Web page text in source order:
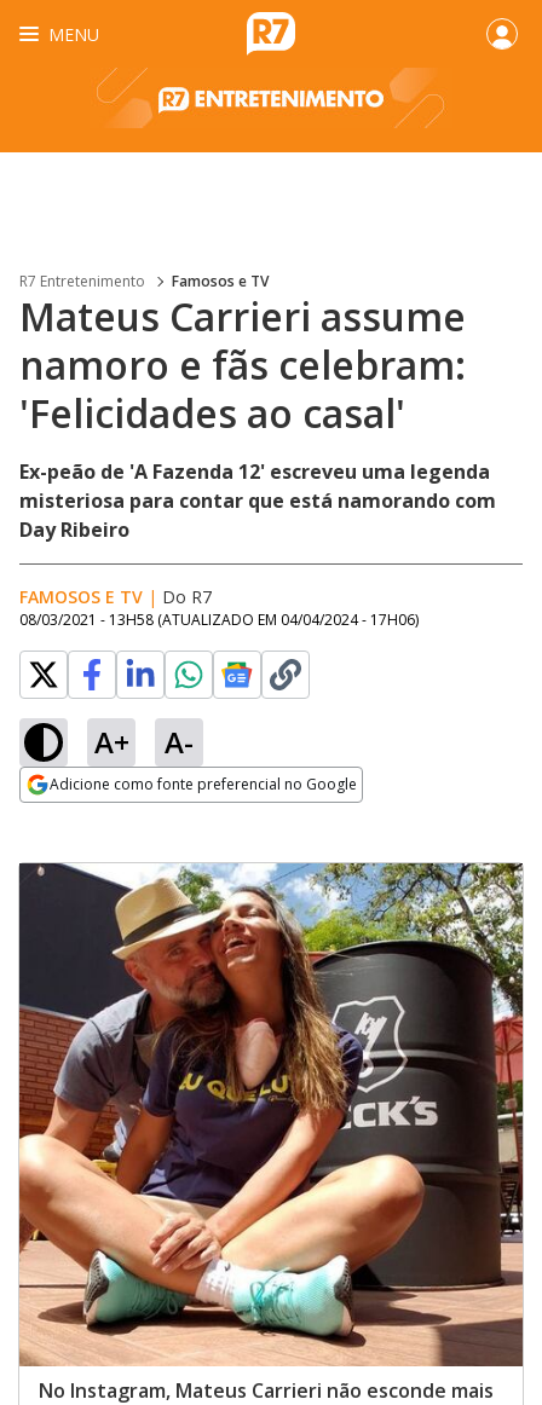
MENU
R7 Entretenimento Famosos e TV
Mateus Carrieri assume
namoro e fãs celebram:
'Felicidades ao casal'
Ex-peão de 'A Fazenda 12' escreveu uma legenda
misteriosa para contar que está namorando com
Day Ribeiro
FAMOSOS E TV | Do R7
08/03/2021 - 13H58 (ATUALIZADO EM 04/04/2024 - 17H06)
A+ A-
Adicione como fonte preferencial no Google
No Instagram, Mateus Carrieri não esconde mais